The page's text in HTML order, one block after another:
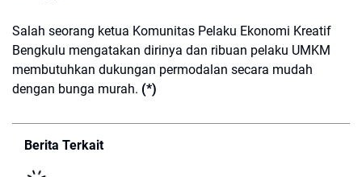
Salah seorang ketua Komunitas Pelaku Ekonomi Kreatif
Bengkulu mengatakan dirinya dan ribuan pelaku UMKM
membutuhkan dukungan permodalan secara mudah
dengan bunga murah. (*)
Berita Terkait